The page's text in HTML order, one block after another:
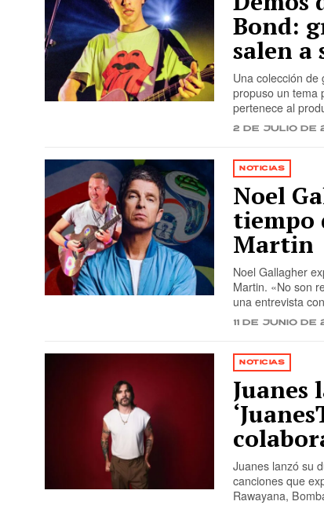
Bond:
salen a
Una colección de
propuso un tema
pertenece al
2 de julio de
NOTICIAS
Noel
tiempo
Martin
Noel Gallagher
Martin. «No son
una entrevista
11 de junio de
NOTICIAS
Juanes
Juanes lanzó su
canciones que
Rawayana,